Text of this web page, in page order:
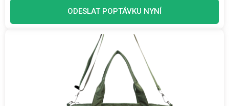
ODESLAT POPTÁVKU NYNÍ